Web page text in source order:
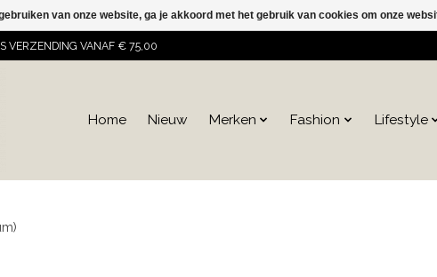
VERZENDING VANAF € 75,00
Home Nieuw Merken Fashion Lifestyle
van onze website, ga je akkoord met het gebruik van cookies om onze